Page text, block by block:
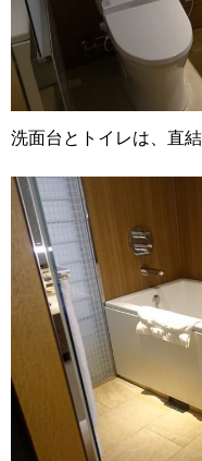
洗面台とトイレは、直結